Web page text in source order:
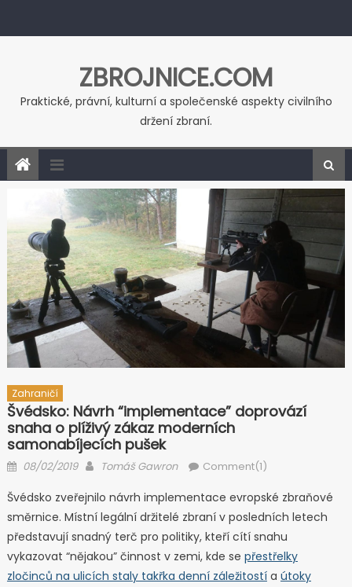
ZBROJNICE.COM
Praktické, právní, kulturní a společenské aspekty civilního
držení zbraní.
Zahraničí
Švédsko: Návrh “implementace” doprovází
snaha o plíživý zákaz moderních
samonabíjecích pušek
Posted on
08/02/2019 Author
Tomáš Gawron Comment(1)
Švédsko zveřejnilo návrh implementace evropské zbraňové
směrnice. Místní legální držitelé zbraní v posledních letech
představují snadný terč pro politiky, kteří cítí snahu
vykazovat “nějakou” činnost v zemi, kde se přestřelky
zločinců na ulicích staly takřka denní záležitostía útoky